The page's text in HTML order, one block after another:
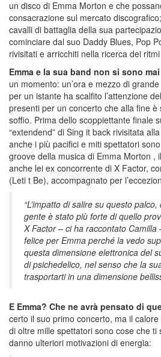
un disco di Emma Morton e che
consacrazione sul mercato
cavalli di battaglia della sua
cominciare dal suo Daddy Blues, Pop
rivisitati e arricchiti nella ricerca dei
Emma e la sua band non si sono
un momento: un’ora e mezzo di
per un istante ha scalfito l’attenzione
presenti per un concerto che alla fine
soffio. Prima dello scoppiettante finale
“extendend” di Sing it back rivisitata
anche i più pacifici e miti spettatori
groove della musica di Emma Morton ,
anche lei ex concorrente di X Factor,
(Leti t Be), accompagnato per
“L’impatto di salire su questo
gente è stato più forte di quello
X Factor – ci ha raccontato
felice per Emma perché la vedo
questa dimensione elettronica del
di psichedelico, nel senso che la
trasportarti in una dimensione
E Emma? Che ne avrà pensato di
certo il suo primo concerto, ma il
di oltre mille spettatori sono cose che ti
danno ulteriori motivazioni di energia: